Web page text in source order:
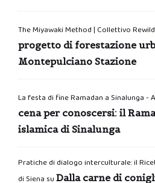
The Miyawaki Method | Collettivo
progetto di forestazione
Montepulciano Stazione
La festa di fine Ramadan a Sinalunga -
cena per conoscersi: il
islamica di Sinalunga
Pratiche di dialogo interculturale: il
di Siena su Dalla carne di